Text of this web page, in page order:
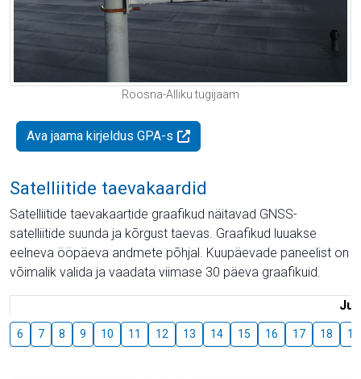
Roosna-Alliku tugijaam
Ava jaama kirjeldus GPA-s
Satelliitide taevakaardid
Satelliitide taevakaartide graafikud näitavad GNSS-
satelliitide suunda ja kõrgust taevas. Graafikud luuakse
eelneva ööpäeva andmete põhjal. Kuupäevade paneelist on
võimalik valida ja vaadata viimase 30 päeva graafikuid.
6 7 8 9 10 11 12 13 14 15 16 17 18 19